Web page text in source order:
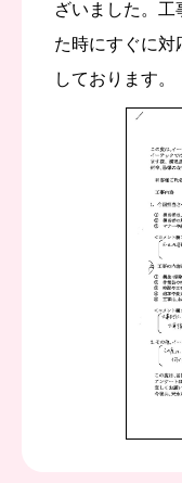
ざいました。工
た時にすぐに対
しております。